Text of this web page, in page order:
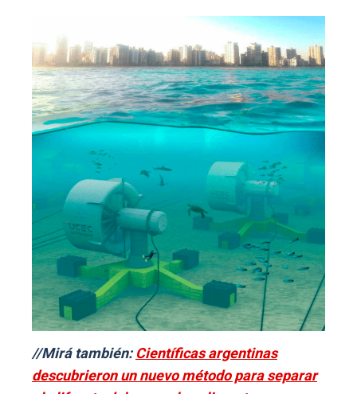
//Mirá también:Científicas argentinas
descubrieron un nuevo método para separar